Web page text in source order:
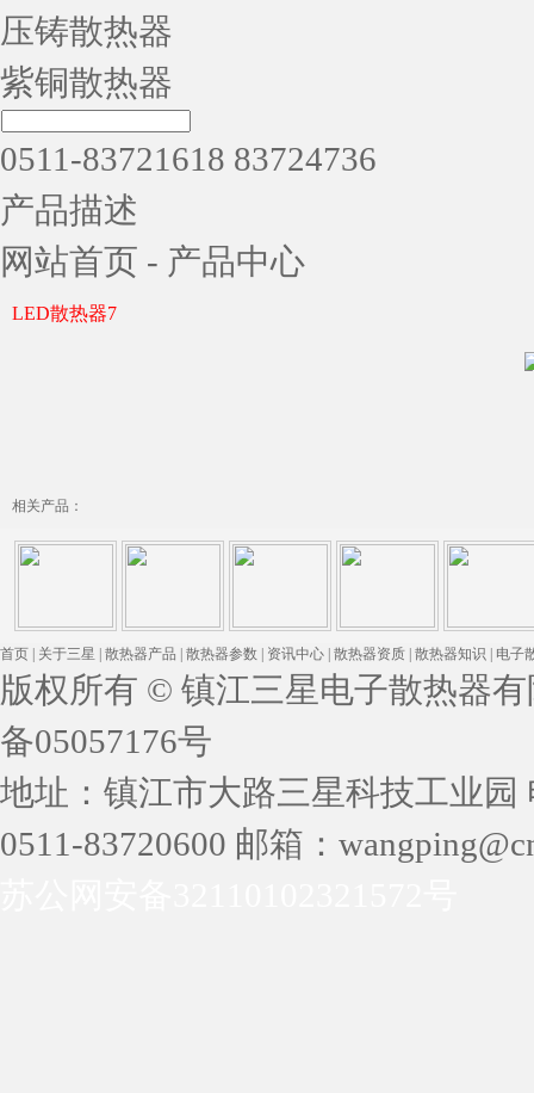
压铸散热器
紫铜散热器
0511-83721618 83724736
产品描述
网站首页 - 产品中心
LED散热器7
相关产品：
首页 关于三星 散热器产品 散热器参数 资讯中心 散热器资质 散热器知识 电子
版权所有 © 镇江三星电子散热器
备05057176号
地址：镇江市大路三星科技工业园
0511-83720600 邮箱：